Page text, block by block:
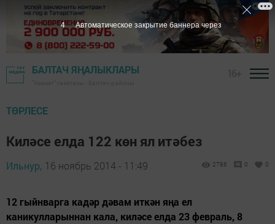
БАЛТАЧ ЯҢАЛЫКЛАРЫ
ТӨРЛЕСЕ
Киләсе елда 122 көн ял итәбез
Ильнур, 16 ноябрь 2014 - 11:49 2786 0 0
12 гыйнварга кадәр дәвам иткән яңа ел
каникулларыннан кала, киләсе елда 23 февраль, 8
3 Автоматическое закрытие баннера через